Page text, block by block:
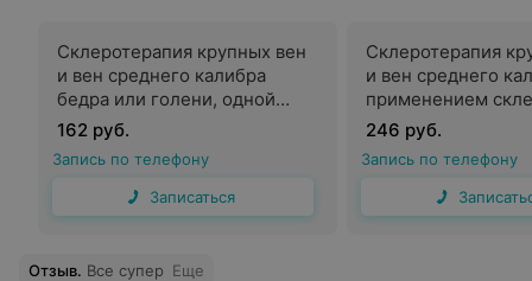
Склеротерапия крупных вен
и вен среднего калибра
бедра или голени, одной
поверхности с применением
склерозанта
162 руб.
Запись по телефону
Записаться
Склеротерапия
и вен среднего
применением
(две зоны)
246 руб.
Запись по телефону
Отзыв. Все супер Еще